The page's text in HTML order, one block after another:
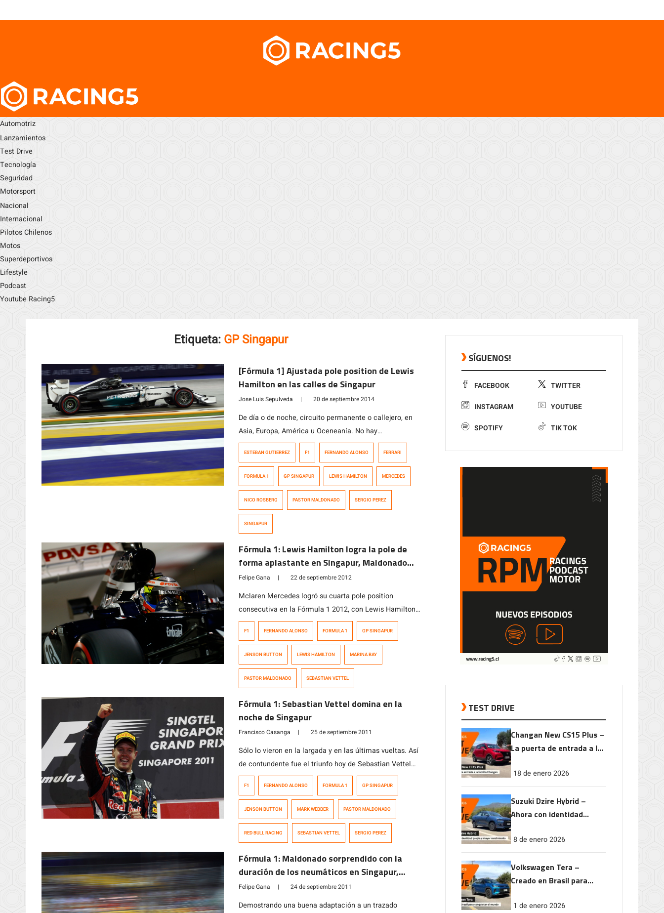
Automotriz
Lanzamientos
Test Drive
Tecnología
Seguridad
Motorsport
Nacional
Internacional
Pilotos Chilenos
Motos
Superdeportivos
Lifestyle
Podcast
Youtube Racing5
Etiqueta: GP Singapur
[Fórmula 1] Ajustada pole position de Lewis
Hamilton en las calles de Singapur
Jose Luis Sepulveda | 20 de septiembre 2014
De día o de noche, circuito permanente o callejero, en
Asia, Europa, América u Oceneanía. No hay
combinación alguna en que Mercedes no sea el más
carreras nocturnas de la temporada 2014. Hay que […]
ESTEBAN GUTIERREZ F1 FERNANDO ALONSO FERRARI
FORMULA 1 GP SINGAPUR LEWIS HAMILTON MERCEDES
NICO ROSBERG PASTOR MALDONADO SERGIO PEREZ
SINGAPUR
Fórmula 1: Lewis Hamilton logra la pole de
forma aplastante en Singapur, Maldonado
parte segundo
Felipe Gana | 22 de septiembre 2012
Mclaren Mercedes logró su cuarta pole position
consecutiva en la Fórmula 1 2012, con Lewis Hamilton
aplastando a sus rivales en la clasificación para el Gran
impresionante margen de 4 décimas de segundo a su
más cercano perseguidor, […]
F1 FERNANDO ALONSO FORMULA 1 GP SINGAPUR
JENSON BUTTON LEWIS HAMILTON MARINA BAY
PASTOR MALDONADO SEBASTIAN VETTEL
Fórmula 1: Sebastian Vettel domina en la
noche de Singapur
Francisco Casanga | 25 de septiembre 2011
Sólo lo vieron en la largada y en las últimas vueltas. Así
de contundente fue el triunfo hoy de Sebastian Vettel
en el Gran Premio de Singapur, disputado bajo las luces
título. Jenson Button […]
F1 FERNANDO ALONSO FORMULA 1 GP SINGAPUR
JENSON BUTTON MARK WEBBER PASTOR MALDONADO
RED BULL RACING SEBASTIAN VETTEL SERGIO PEREZ
Fórmula 1: Maldonado sorprendido con la
duración de los neumáticos en Singapur,
espera puntos mañana
Felipe Gana | 24 de septiembre 2011
Demostrando una buena adaptación a un trazado
SÍGUENOS!
FACEBOOK TWITTER
INSTAGRAM YOUTUBE
SPOTIFY TIK TOK
TEST DRIVE
Changan New CS15 Plus –
La puerta de entrada a la
18 de enero 2026
Suzuki Dzire Hybrid –
Ahora con identidad
rendimiento
8 de enero 2026
Volkswagen Tera –
Creado en Brasil para
1 de enero 2026